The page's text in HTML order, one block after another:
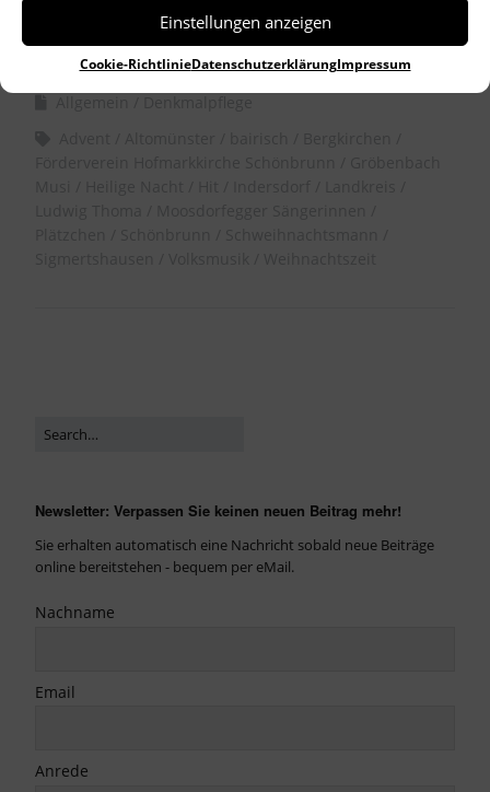
Einstellungen anzeigen
Cookie-RichtlinieDatenschutzerklärungImpressum
byDr. Birgitta Unger-Richter
Newsletter: Verpassen Sie keinen neuen Beitrag mehr!
Sie erhalten automatisch eine Nachricht sobald neue Beiträge
online bereitstehen - bequem per eMail.
Nachname
Email
Anrede